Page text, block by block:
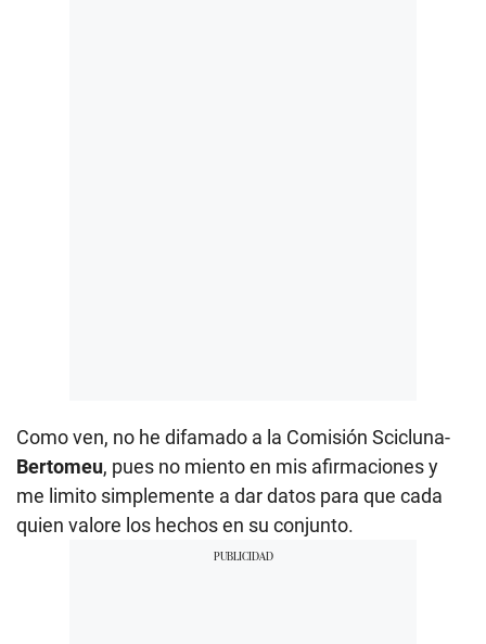
Como ven, no he difamado a la Comisión Scicluna-
Bertomeu, pues no miento en mis afirmaciones y
me limito simplemente a dar datos para que cada
quien valore los hechos en su conjunto.